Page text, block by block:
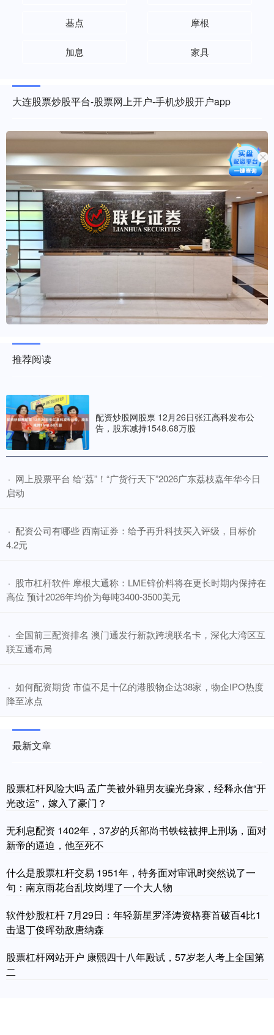
基点 摩根
加息 家具
大连股票炒股平台-股票网上开户-手机炒股开户app
推荐阅读
配资炒股网股票 12月26日张江高科发布公
告，股东减持1548.68万股
· ​网上股票平台 给“荔”！“广货行天下”2026广东荔枝嘉年华今日
启动
· ​配资公司有哪些 西南证券：给予再升科技买入评级，目标价
4.2元
· ​股市杠杆软件 摩根大通称：LME锌价料将在更长时期内保持在
高位 预计2026年均价为每吨3400-3500美元
· ​全国前三配资排名 澳门通发行新款跨境联名卡，深化大湾区互
联互通布局
· ​如何配资期货 市值不足十亿的港股物企达38家，物企IPO热度
降至冰点
最新文章
股票杠杆风险大吗 孟广美被外籍男友骗光身家，经释永信“开
光改运”，嫁入了豪门？
无利息配资 1402年，37岁的兵部尚书铁铉被押上刑场，面对
新帝的逼迫，他至死不
什么是股票杠杆交易 1951年，特务面对审讯时突然说了一
句：南京雨花台乱坟岗埋了一个大人物
软件炒股杠杆 7月29日：年轻新星罗泽涛资格赛首破百4比1
击退丁俊晖劲敌唐纳森
股票杠杆网站开户 康熙四十八年殿试，57岁老人考上全国第
二